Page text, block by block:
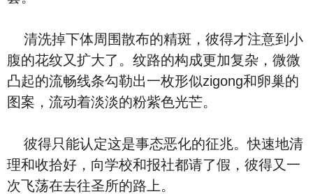
清洗掉下体周围散布的精斑，彼得才注意到小
腹的花纹又扩大了。纹路的构成更加复杂，微微
凸起的流畅线条勾勒出一枚形似zigong和卵巢的
图案，流动着淡淡的粉紫色光芒。
彼得只能认定这是事态恶化的征兆。快速地清
理和收拾好，向学校和报社都请了假，彼得又一
次飞荡在去往圣所的路上。